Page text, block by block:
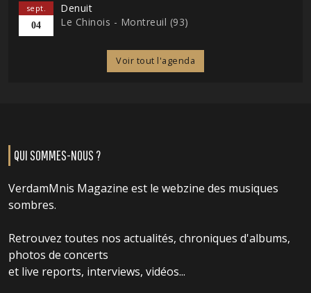
sept.
04
Denuit
Le Chinois - Montreuil (93)
Voir tout l'agenda
QUI SOMMES-NOUS ?
VerdamMnis Magazine est le webzine des musiques
sombres.
Retrouvez toutes nos actualités, chroniques d'albums,
photos de concerts
et live reports, interviews, vidéos...